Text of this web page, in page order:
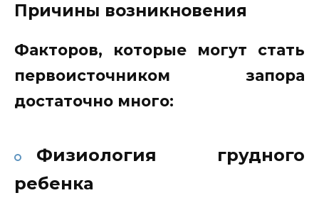
Причины возникновения
Факторов, которые могут стать
первоисточником запора
достаточно много:
Физиология грудного
ребенка